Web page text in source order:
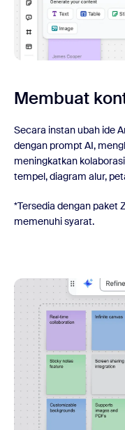
Membuat
Secara instan ubah ide
dengan prompt AI,
meningkatkan
tempel, diagram alur,
*Tersedia dengan paket
memenuhi syarat.